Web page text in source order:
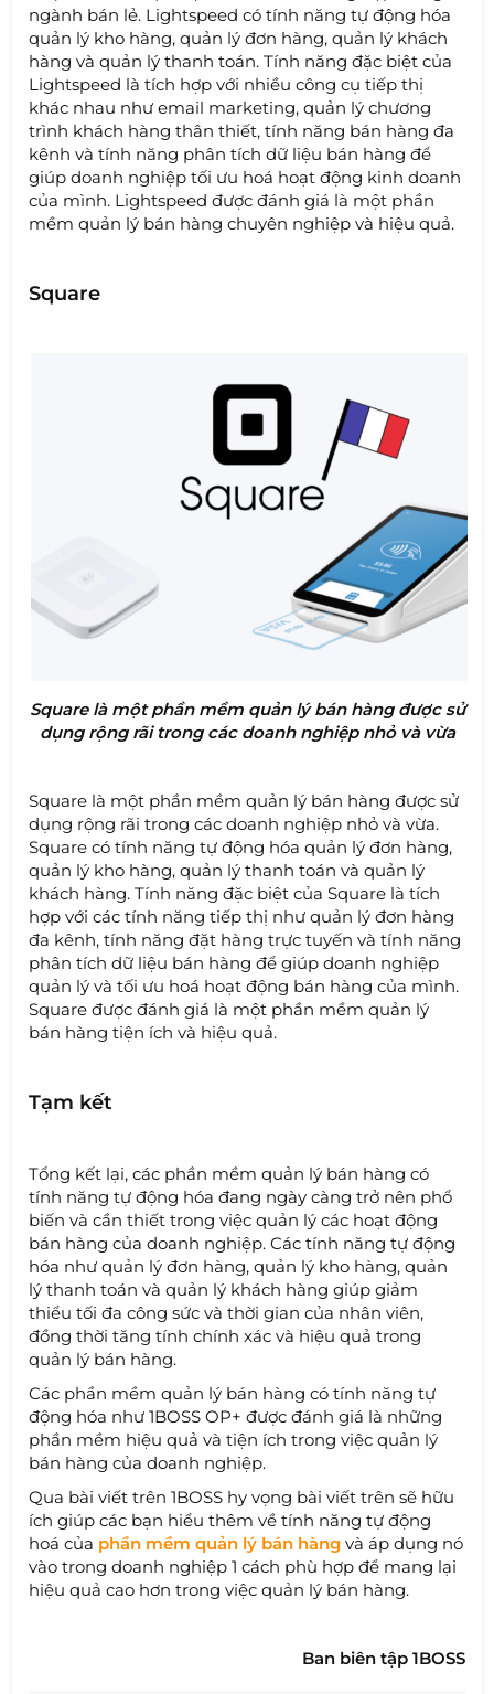
ngành bán lẻ. Lightspeed có tính năng tự động hóa
quản lý kho hàng, quản lý đơn hàng, quản lý khách
hàng và quản lý thanh toán. Tính năng đặc biệt của
Lightspeed là tích hợp với nhiều công cụ tiếp thị
khác nhau như email marketing, quản lý chương
trình khách hàng thân thiết, tính năng bán hàng đa
kênh và tính năng phân tích dữ liệu bán hàng để
giúp doanh nghiệp tối ưu hoá hoạt động kinh doanh
của mình. Lightspeed được đánh giá là một phần
mềm quản lý bán hàng chuyên nghiệp và hiệu quả.
Square
Square là một phần mềm quản lý bán hàng được sử
dụng rộng rãi trong các doanh nghiệp nhỏ và vừa
Square là một phần mềm quản lý bán hàng được sử
dụng rộng rãi trong các doanh nghiệp nhỏ và vừa.
Square có tính năng tự động hóa quản lý đơn hàng,
quản lý kho hàng, quản lý thanh toán và quản lý
khách hàng. Tính năng đặc biệt của Square là tích
hợp với các tính năng tiếp thị như quản lý đơn hàng
đa kênh, tính năng đặt hàng trực tuyến và tính năng
phân tích dữ liệu bán hàng để giúp doanh nghiệp
quản lý và tối ưu hoá hoạt động bán hàng của mình.
Square được đánh giá là một phần mềm quản lý
bán hàng tiện ích và hiệu quả.
Tạm kết
Tổng kết lại, các phần mềm quản lý bán hàng có
tính năng tự động hóa đang ngày càng trở nên phổ
biến và cần thiết trong việc quản lý các hoạt động
bán hàng của doanh nghiệp. Các tính năng tự động
hóa như quản lý đơn hàng, quản lý kho hàng, quản
lý thanh toán và quản lý khách hàng giúp giảm
thiểu tối đa công sức và thời gian của nhân viên,
đồng thời tăng tính chính xác và hiệu quả trong
quản lý bán hàng.
Các phần mềm quản lý bán hàng có tính năng tự
động hóa như 1BOSS OP+ được đánh giá là những
phần mềm hiệu quả và tiện ích trong việc quản lý
bán hàng của doanh nghiệp.
Qua bài viết trên 1BOSS hy vọng bài viết trên sẽ hữu
ích giúp các bạn hiểu thêm về tính năng tự động
hoá của phần mềm quản lý bán hàng và áp dụng nó
vào trong doanh nghiệp 1 cách phù hợp để mang lại
hiệu quả cao hơn trong việc quản lý bán hàng.
Ban biên tập 1BOSS